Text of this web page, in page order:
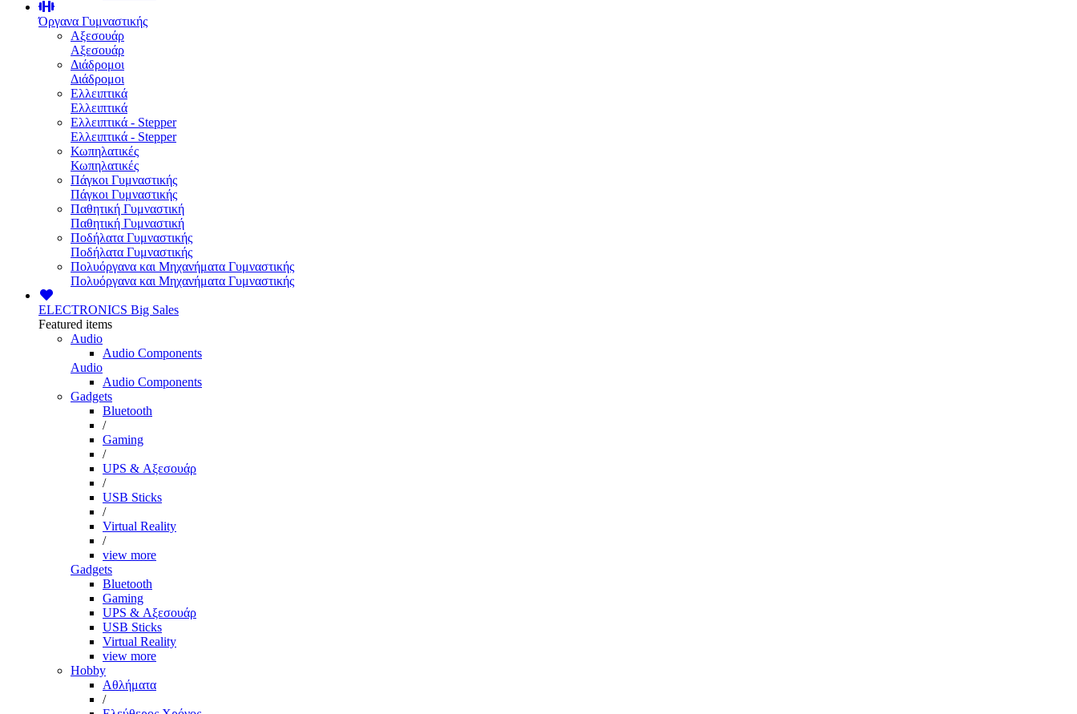
Όργανα Γυμναστικής
Αξεσουάρ
Αξεσουάρ
Διάδρομοι
Διάδρομοι
Ελλειπτικά
Ελλειπτικά
Ελλειπτικά - Stepper
Ελλειπτικά - Stepper
Κωπηλατικές
Κωπηλατικές
Πάγκοι Γυμναστικής
Πάγκοι Γυμναστικής
Παθητική Γυμναστική
Παθητική Γυμναστική
Ποδήλατα Γυμναστικής
Ποδήλατα Γυμναστικής
Πολυόργανα και Μηχανήματα Γυμναστικής
Πολυόργανα και Μηχανήματα Γυμναστικής
ELECTRONICS Big Sales
Featured items
Audio
Audio Components
Audio
Audio Components
Gadgets
Bluetooth
/
Gaming
/
UPS & Αξεσουάρ
/
USB Sticks
/
Virtual Reality
/
view more
Gadgets
Bluetooth
Gaming
UPS & Αξεσουάρ
USB Sticks
Virtual Reality
view more
Hobby
Αθλήματα
/